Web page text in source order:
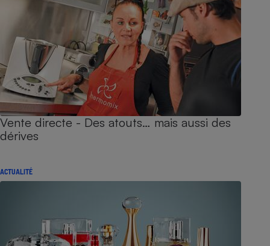
Vente directe - Des atouts… mais aussi des
dérives
ACTUALITÉ